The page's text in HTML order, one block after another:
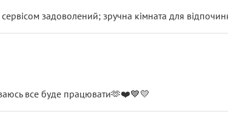
задоволений; зручна кімната для
все буде працювати🫶❤️💙💛